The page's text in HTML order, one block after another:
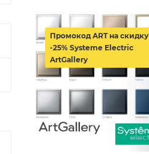
Промокод ART на скидку
-25% Systeme Electric
ArtGallery